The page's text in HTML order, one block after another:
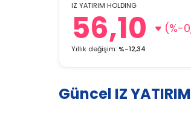
IZ YATIRIM HOLDING
56,10 (%-
Yıllık değişim:%-12,34
Güncel IZ